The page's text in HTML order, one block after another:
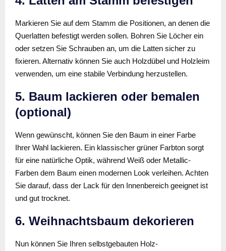
Markieren Sie auf dem Stamm die Positionen, an denen die
Querlatten befestigt werden sollen. Bohren Sie Löcher ein
oder setzen Sie Schrauben an, um die Latten sicher zu
fixieren. Alternativ können Sie auch Holzdübel und Holzleim
verwenden, um eine stabile Verbindung herzustellen.
5. Baum lackieren oder bemalen
(optional)
Wenn gewünscht, können Sie den Baum in einer Farbe
Ihrer Wahl lackieren. Ein klassischer grüner Farbton sorgt
für eine natürliche Optik, während Weiß oder Metallic-
Farben dem Baum einen modernen Look verleihen. Achten
Sie darauf, dass der Lack für den Innenbereich geeignet ist
und gut trocknet.
6. Weihnachtsbaum dekorieren
Nun können Sie Ihren selbstgebauten Holz-